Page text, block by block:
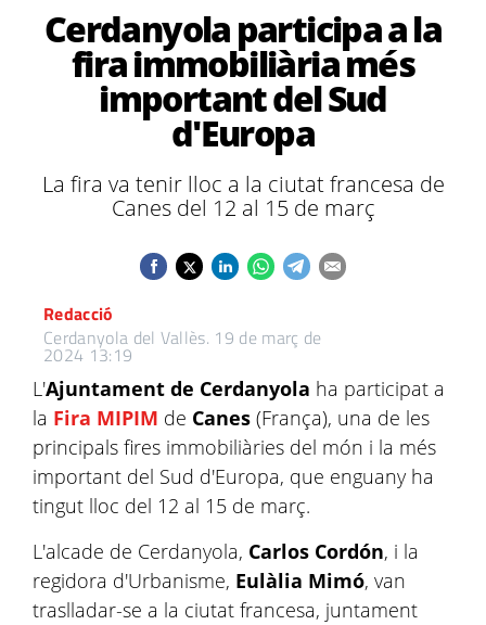
Cerdanyola participa a la
fira immobiliària més
important del Sud
d'Europa
La fira va tenir lloc a la ciutat francesa de
Canes del 12 al 15 de març
Redacció
Cerdanyola del Vallès. 19 de març de
2024 13:19
L'Ajuntament de Cerdanyola ha participat a
la Fira MIPIM de Canes (França), una de les
principals fires immobiliàries del món i la més
important del Sud d'Europa, que enguany ha
tingut lloc del 12 al 15 de març.
L'alcade de Cerdanyola, Carlos Cordón, i la
regidora d'Urbanisme, Eulàlia Mimó, van
traslladar-se a la ciutat francesa, juntament